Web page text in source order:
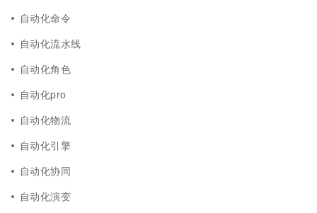
自动化命令
自动化流水线
自动化角色
自动化pro
自动化物流
自动化引擎
自动化协同
自动化演变